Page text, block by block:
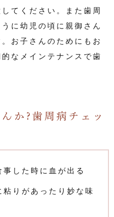
てください。また歯周
に幼児の頃に親御さん
お子さんのためにもお
なメインテナンスで歯
か?歯周病チェッ
した時に血が出る
りがあったり妙な味